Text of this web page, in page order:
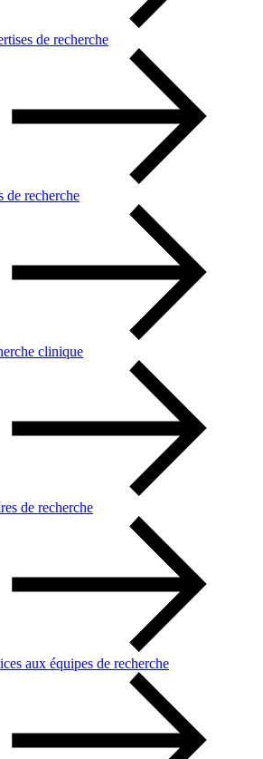
de recherche
de recherche
clinique
de recherche
aux équipes de recherche